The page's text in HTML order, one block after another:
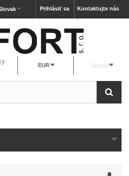
Kontaktujte nás
Prihlásiť sa
Slovak
EUR